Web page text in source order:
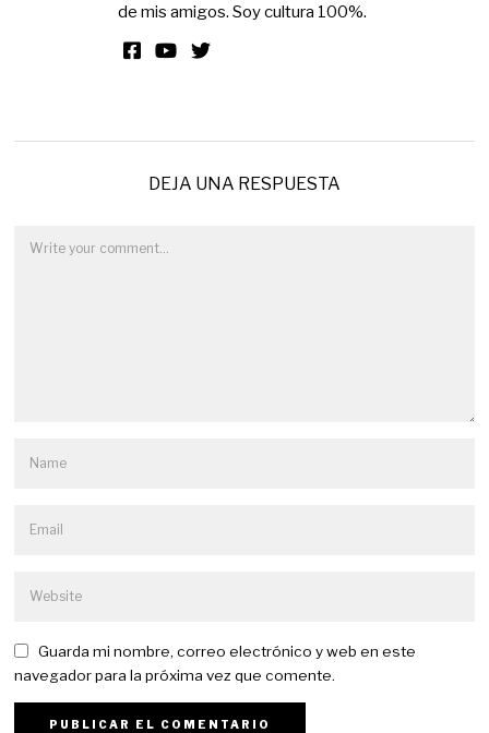
de mis amigos. Soy cultura 100%.
DEJA UNA RESPUESTA
Guarda mi nombre, correo electrónico y web en este
navegador para la próxima vez que comente.